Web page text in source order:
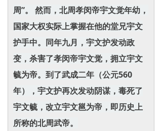
周”。 然而，北周孝闵帝宇文觉年幼，
国家大权实际上掌握在他的堂兄宇文
护手中。同年九月，宇文护发动政
变，杀害了孝闵帝宇文觉，拥立宇文
毓为帝。到了武成二年（公元560
年），宇文护再次发动阴谋，毒死了
宇文毓，改立宇文邕为帝，即历史上
所称的北周武帝。